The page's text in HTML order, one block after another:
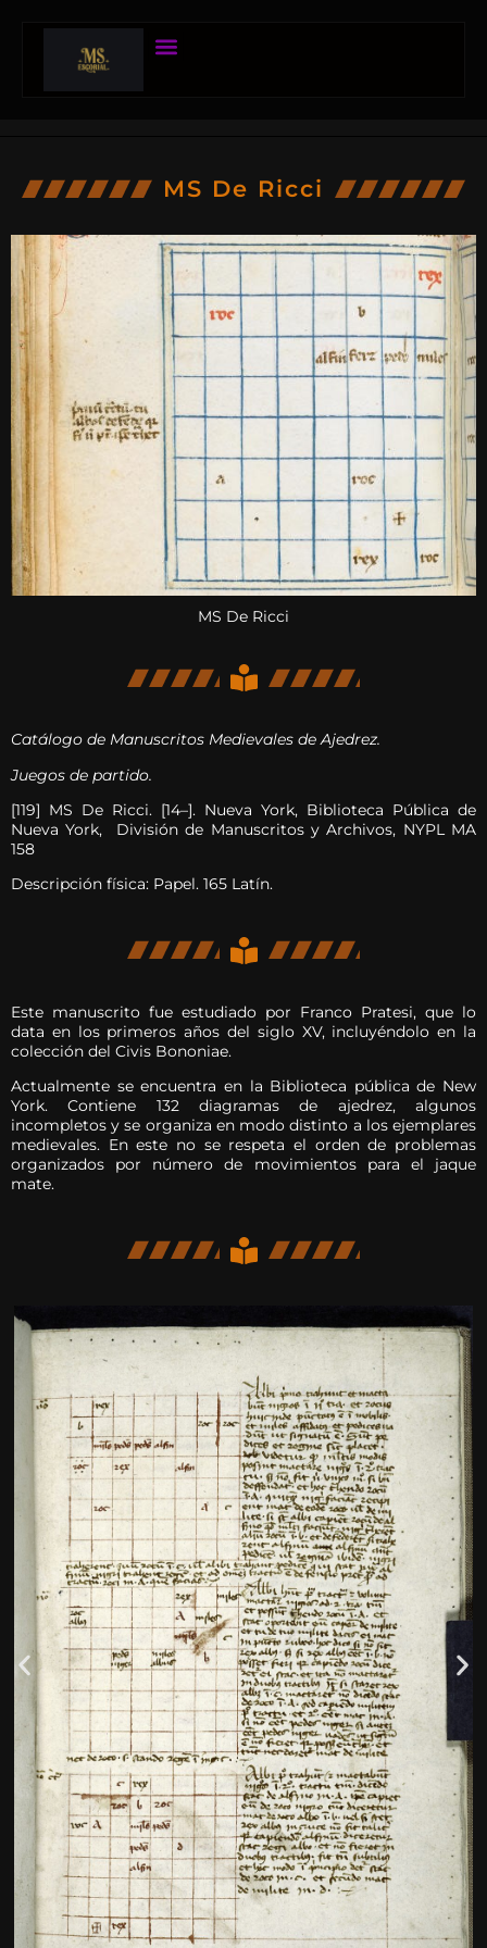
MS De Ricci
MS De Ricci
Catálogo de Manuscritos Medievales de Ajedrez.
Juegos de partido.
[119] MS De Ricci. [14–]. Nueva York, Biblioteca Pública de
Nueva York, División de Manuscritos y Archivos, NYPL MA
158
Descripción física: Papel. 165 Latín.
Este manuscrito fue estudiado por Franco Pratesi, que lo
data en los primeros años del siglo XV, incluyéndolo en la
colección del Civis Bononiae.
Actualmente se encuentra en la Biblioteca pública de New
York. Contiene 132 diagramas de ajedrez, algunos
incompletos y se organiza en modo distinto a los ejemplares
medievales. En este no se respeta el orden de problemas
organizados por número de movimientos para el jaque
mate.